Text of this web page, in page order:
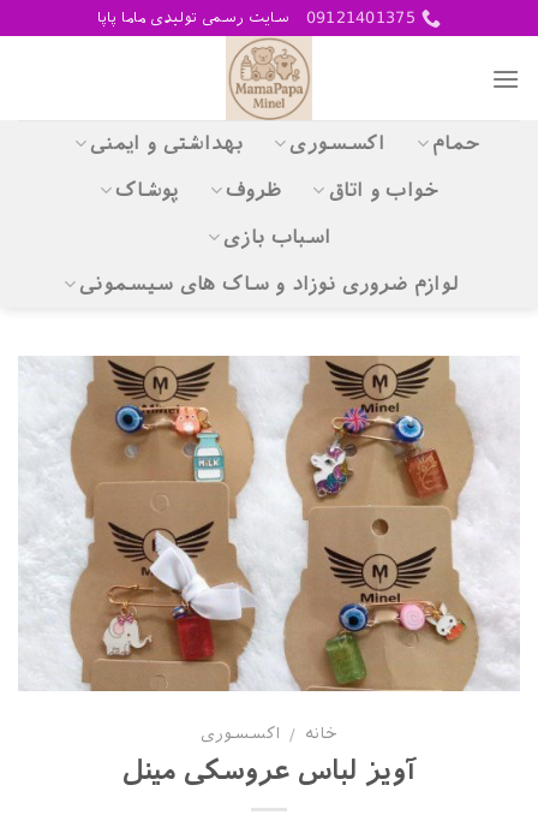
content
09121401375 سایت رسمی تولیدی ماما پاپا
حمام اکسسوری بهداشتی و ایمنی
خواب و اتاق ظروف پوشاک
اسباب بازی
لوازم ضروری نوزاد و ساک های سیسمونی
خانه / اکسسوری
آویز لباس عروسکی مینل